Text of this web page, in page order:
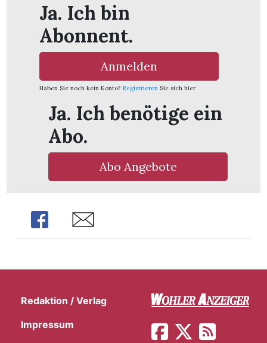
Ja. Ich bin
Abonnent.
Anmelden
Haben Sie noch kein Konto? Registrieren Sie sich hier
Ja. Ich benötige ein
Abo.
Abo Angebote
Share Share
Redaktion / Verlag
Impressum